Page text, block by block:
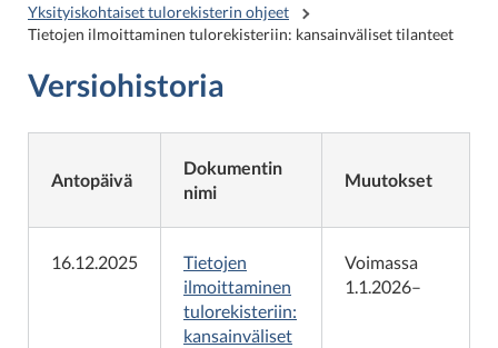
Yksityiskohtaiset tulorekisterin ohjeet
Tietojen ilmoittaminen tulorekisteriin: kansainväliset tilanteet
Versiohistoria
Antopäivä
Dokumentin
nimi
Muutokset
16.12.2025
Tietojen
ilmoittaminen
tulorekisteriin:
kansainväliset
Voimassa
1.1.2026–